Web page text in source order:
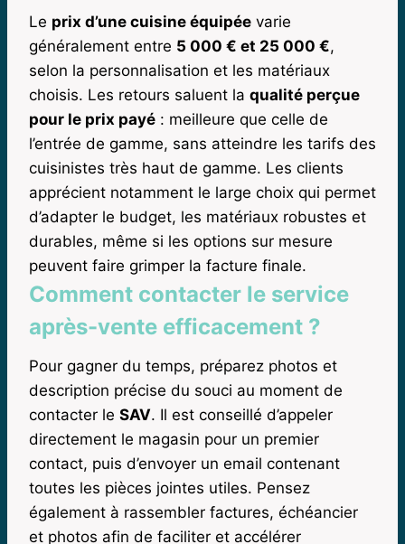
Le prix d’une cuisine équipée varie
généralement entre 5 000 € et 25 000 €,
selon la personnalisation et les matériaux
choisis. Les retours saluent la qualité perçue
pour le prix payé : meilleure que celle de
l’entrée de gamme, sans atteindre les tarifs des
cuisinistes très haut de gamme. Les clients
apprécient notamment le large choix qui permet
d’adapter le budget, les matériaux robustes et
durables, même si les options sur mesure
peuvent faire grimper la facture finale.
Comment contacter le service
après-vente efficacement ?
Pour gagner du temps, préparez photos et
description précise du souci au moment de
contacter le SAV. Il est conseillé d’appeler
directement le magasin pour un premier
contact, puis d’envoyer un email contenant
toutes les pièces jointes utiles. Pensez
également à rassembler factures, échéancier
et photos afin de faciliter et accélérer